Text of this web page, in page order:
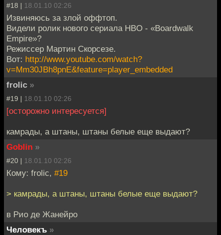
#18 | 18.01.10 02:26
Извиняюсь за злой оффтоп.
Видели ролик нового сериала HBO - «Boardwalk
Empire»?
Режиссер Мартин Скорсезе.
Вот: http://www.youtube.com/watch?
v=Mm30JBh8pnE&feature=player_embedded
frolic »
#19 | 18.01.10 02:26
[осторожно интересуется]
камрады, а штаны, штаны белые еще выдают?
Goblin »
#20 | 18.01.10 02:26
Кому: frolic, #19
> камрады, а штаны, штаны белые еще выдают?
в Рио де Жанейро
Человекъ »